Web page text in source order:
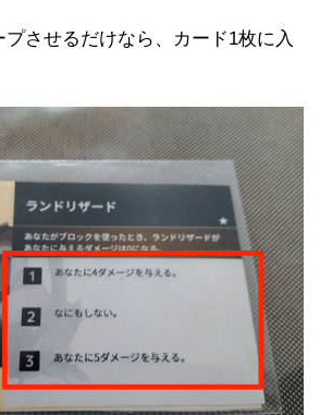
させるだけなら、カード1枚に入